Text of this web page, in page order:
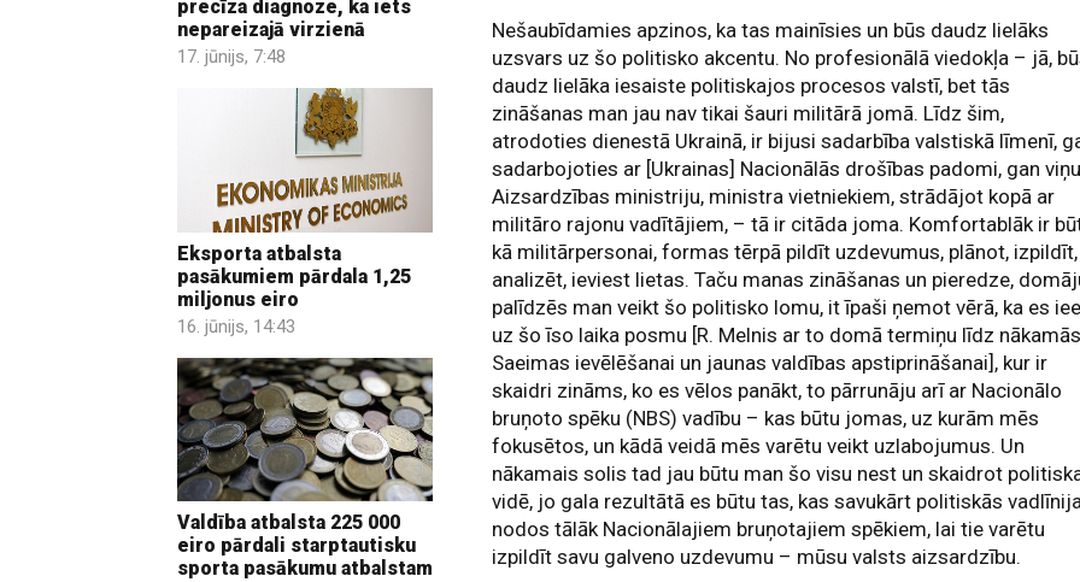
precīza diagnoze, ka iets
nepareizajā virzienā
17. jūnijs, 7:48
Eksporta atbalsta
pasākumiem pārdala 1,25
miljonus eiro
16. jūnijs, 14:43
Valdība atbalsta 225 000
eiro pārdali starptautisku
sporta pasākumu atbalstam
Nešaubīdamies apzinos, ka tas mainīsies un būs daudz lielāks
uzsvars uz šo politisko akcentu. No profesionālā viedokļa – jā,
daudz lielāka iesaiste politiskajos procesos valstī, bet tās
zināšanas man jau nav tikai šauri militārā jomā. Līdz šim,
atrodoties dienestā Ukrainā, ir bijusi sadarbība valstiskā līmenī,
sadarbojoties ar [Ukrainas] Nacionālās drošības padomi, gan viņu
Aizsardzības ministriju, ministra vietniekiem, strādājot kopā ar
militāro rajonu vadītājiem, – tā ir citāda joma. Komfortablāk ir
kā militārpersonai, formas tērpā pildīt uzdevumus, plānot, izpildīt,
analizēt, ieviest lietas. Taču manas zināšanas un pieredze,
palīdzēs man veikt šo politisko lomu, it īpaši ņemot vērā, ka es
uz šo īso laika posmu [R. Melnis ar to domā termiņu līdz nākamās
Saeimas ievēlēšanai un jaunas valdības apstiprināšanai], kur ir
skaidri zināms, ko es vēlos panākt, to pārrunāju arī ar Nacionālo
bruņoto spēku (NBS) vadību – kas būtu jomas, uz kurām mēs
fokusētos, un kādā veidā mēs varētu veikt uzlabojumus. Un
nākamais solis tad jau būtu man šo visu nest un skaidrot
vidē, jo gala rezultātā es būtu tas, kas savukārt politiskās
nodos tālāk Nacionālajiem bruņotajiem spēkiem, lai tie varētu
izpildīt savu galveno uzdevumu – mūsu valsts aizsardzību.